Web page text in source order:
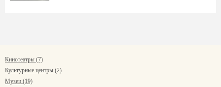
Кинотеатры (7)
Культурные центры (2)
Музеи (19)